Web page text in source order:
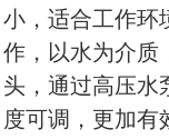
小，适合工作环
作，以水为介质
头，通过高压水
度可调，更加有